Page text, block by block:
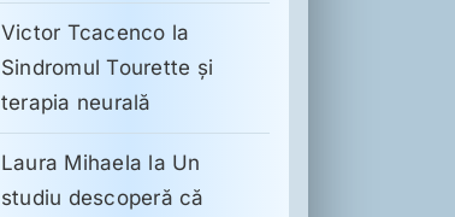
Victor Tcacenco la
Sindromul Tourette şi
terapia neurală
Laura Mihaela la Un
studiu descoperă că